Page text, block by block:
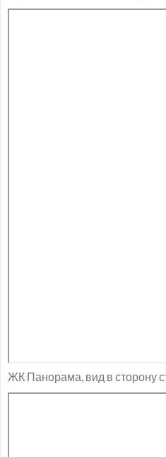
ЖК Панорама, вид в сторону